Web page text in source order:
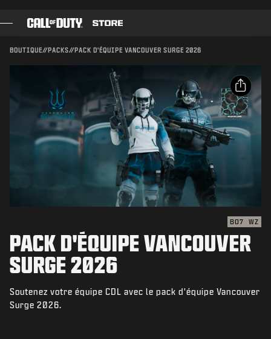
PASSE DE COMBAT
BLACK CELL
POINTS COD
JEUX
ACTUS
BOUTIQUE//PACKS//PACK D'ÉQUIPE VANCOUVER SURGE 2026
Compatible avec :
CONFIRMER L'ACHAT
ANNULER
Activision peut mettre à jour, remplacer ou supprimer
ce contenu en jeu à tout moment.
PARTAGER
Email
Facebook
X
Copier le lien
BO7 WZ
PACK D'ÉQUIPE VANCOUVER
SURGE 2026
Soutenez votre équipe CDL avec le pack d'équipe Vancouver
Surge 2026.